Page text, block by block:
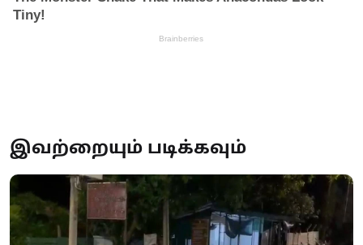
இவற்றையும் படிக்கவும்